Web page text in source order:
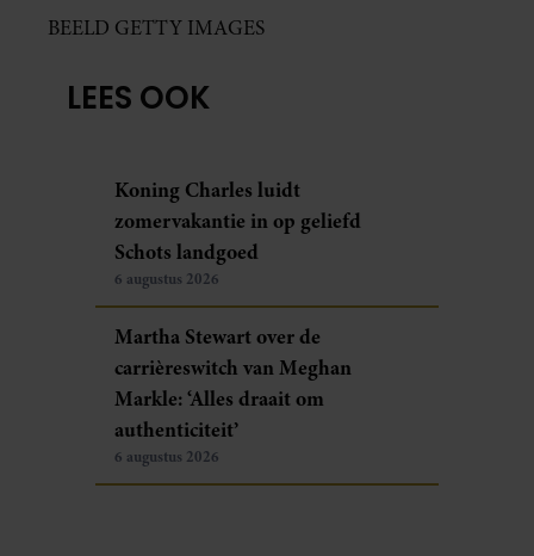
BEELD GETTY IMAGES
LEES OOK
Koning Charles luidt
zomervakantie in op geliefd
Schots landgoed
6 augustus 2026
Martha Stewart over de
carrièreswitch van Meghan
Markle: ‘Alles draait om
authenticiteit’
6 augustus 2026